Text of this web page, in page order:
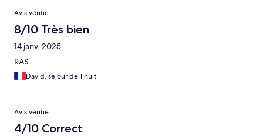
Avis vérifié
8/10 Très bien
14 janv. 2025
RAS
David, séjour de 1 nuit
Avis vérifié
4/10 Correct